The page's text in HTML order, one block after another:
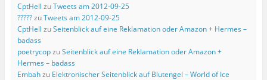
CptHell zuTweets am 2012-09-25
?????zuTweets am 2012-09-25
CptHell zuSeitenblick auf eine Reklamation oder Amazon + Hermes –
badass
poetrycopzuSeitenblick auf eine Reklamation oder Amazon +
Hermes – badass
Embahzu Elektronischer Seitenblick auf Blutengel – World of Ice